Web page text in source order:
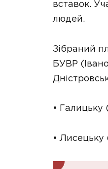
вставок.
людей.
Зібраний
БУВР
• Галицьку
• Лисецьку